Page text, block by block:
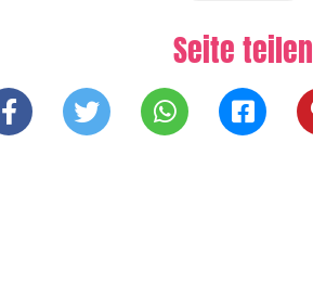
Seite teilen